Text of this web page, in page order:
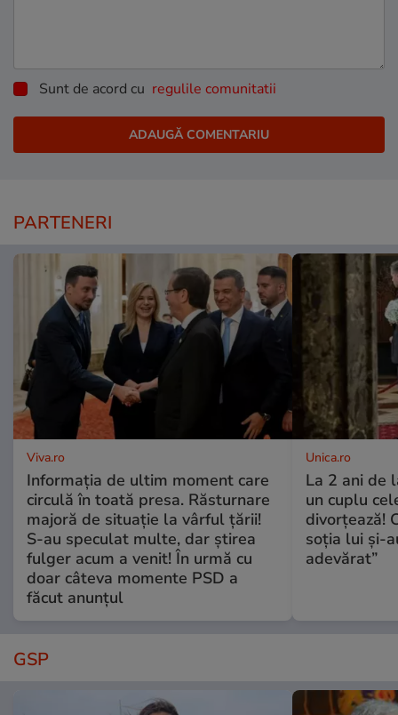
Sunt de acord cu regulile comunitatii
PARTENERI
Viva.ro
Informația de ultim moment care
circulă în toată presa. Răsturnare
majoră de situație la vârful țării!
S-au speculat multe, dar știrea
fulger acum a venit! În urmă cu
doar câteva momente PSD a
făcut anunțul
Unica.ro
La 2 ani de
un cuplu
divorțează!
soția lui și-
adevărat”
GSP